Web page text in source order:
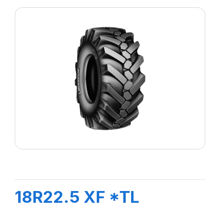
18R22.5 XF *TL